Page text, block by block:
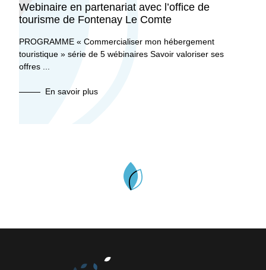
Webinaire en partenariat avec l’office de
tourisme de Fontenay Le Comte
PROGRAMME « Commercialiser mon hébergement
touristique » série de 5 wébinaires Savoir valoriser ses
offres ...
En savoir plus